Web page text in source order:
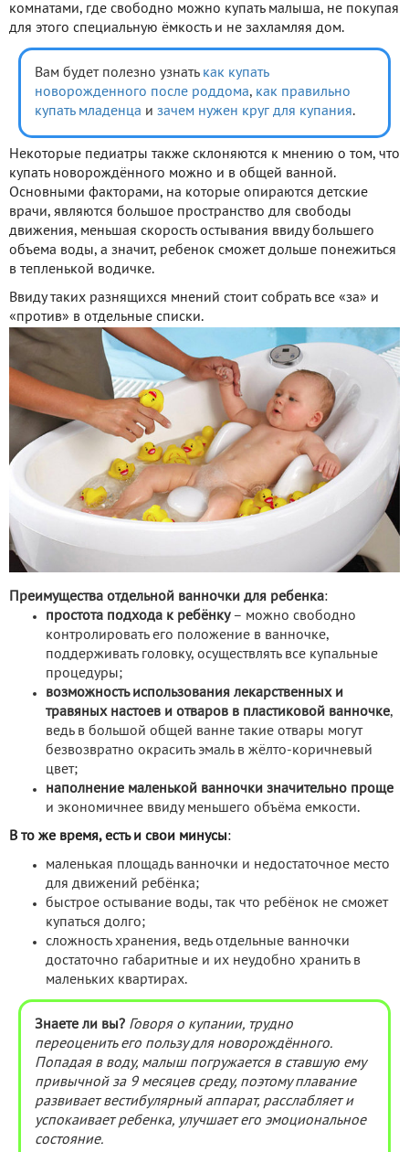
комнатами, где свободно можно купать малыша, не покупая
для этого специальную ёмкость и не захламляя дом.
Вам будет полезно узнать как купать
новорожденного после роддома, как правильно
купать младенца и зачем нужен круг для купания.
Некоторые педиатры также склоняются к мнению о том, что
купать новорождённого можно и в общей ванной.
Основными факторами, на которые опираются детские
врачи, являются большое пространство для свободы
движения, меньшая скорость остывания ввиду большего
объема воды, а значит, ребенок сможет дольше понежиться
в тепленькой водичке.
Ввиду таких разнящихся мнений стоит собрать все «за» и
«против» в отдельные списки.
Преимущества отдельной ванночки для ребенка:
простота подхода к ребёнку– можно свободно
контролировать его положение в ванночке,
поддерживать головку, осуществлять все купальные
процедуры;
возможность использования лекарственных и
травяных настоев и отваров в пластиковой ванночке,
ведь в большой общей ванне такие отвары могут
безвозвратно окрасить эмаль в жёлто-коричневый
цвет;
наполнение маленькой ванночки значительно проще
и экономичнее ввиду меньшего объёма емкости.
В то же время, есть и свои минусы:
маленькая площадь ванночки и недостаточное место
для движений ребёнка;
быстрое остывание воды, так что ребёнок не сможет
купаться долго;
сложность хранения, ведь отдельные ванночки
достаточно габаритные и их неудобно хранить в
маленьких квартирах.
Знаете ли вы? Говоря о купании, трудно
переоценить его пользу для новорождённого.
Попадая в воду, малыш погружается в ставшую ему
привычной за 9 месяцев среду, поэтому плавание
развивает вестибулярный аппарат, расслабляет и
успокаивает ребенка, улучшает его эмоциональное
состояние.